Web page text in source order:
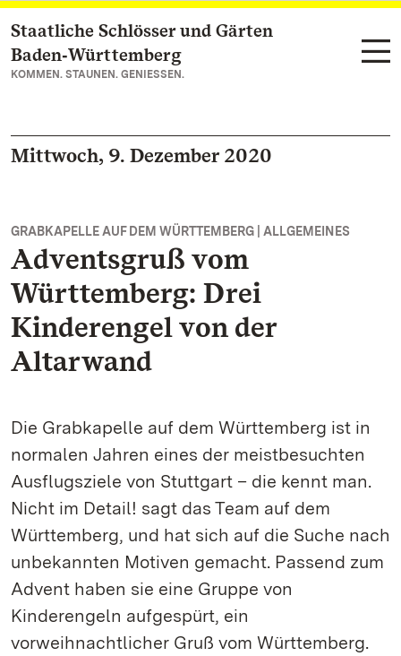
Zum Hauptinhalt springen
Staatliche Schlösser und Gärten
Baden‑Württemberg
KOMMEN. STAUNEN. GENIESSEN.
Mittwoch, 9. Dezember 2020
GRABKAPELLE AUF DEM WÜRTTEMBERG | ALLGEMEINES
Adventsgruß vom
Württemberg: Drei
Kinderengel von der
Altarwand
Die Grabkapelle auf dem Württemberg ist in
normalen Jahren eines der meistbesuchten
Ausflugsziele von Stuttgart – die kennt man.
Nicht im Detail! sagt das Team auf dem
Württemberg, und hat sich auf die Suche nach
unbekannten Motiven gemacht. Passend zum
Advent haben sie eine Gruppe von
Kinderengeln aufgespürt, ein
vorweihnachtlicher Gruß vom Württemberg.